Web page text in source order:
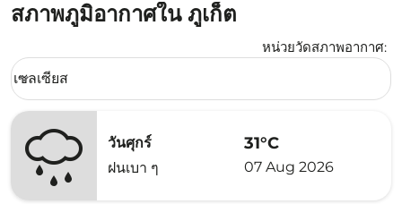
สภาพภูมิอากาศใน ภูเก็ต
หน่วยวัดสภาพอากาศ:
Weather unit option เซลเซียส Selected
เซลเซียส
keyboard_arrow_down
วันศุกร์
ฝนเบา ๆ
31°C
07 Aug 2026